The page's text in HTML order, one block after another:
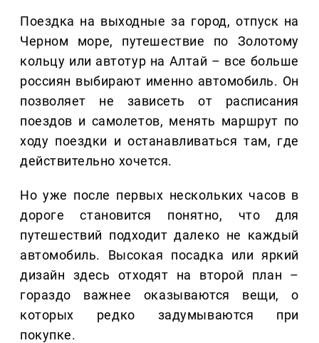
Поездка на выходные за город, отпуск на
Черном море, путешествие по Золотому
кольцу или автотур на Алтай – все больше
россиян выбирают именно автомобиль. Он
позволяет не зависеть от расписания
поездов и самолетов, менять маршрут по
ходу поездки и останавливаться там, где
действительно хочется.
Но уже после первых нескольких часов в
дороге становится понятно, что для
путешествий подходит далеко не каждый
автомобиль. Высокая посадка или яркий
дизайн здесь отходят на второй план –
гораздо важнее оказываются вещи, о
которых редко задумываются при
покупке.